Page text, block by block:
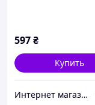
597₴
Купить
Интернет магазин Постелюшка (Домашний текстиль, сумки, товары для дома и отдыха)